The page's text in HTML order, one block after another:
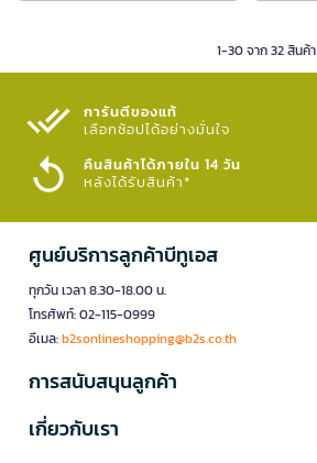
1-30 จาก 32 สินค้า
การันตีของแท้
เลือกช้อปได้อย่างมั่นใจ​
คืนสินค้าได้ภายใน 14 วัน
หลังได้รับสินค้า*
ศูนย์บริการลูกค้าบีทูเอส
ทุกวัน เวลา 8.30-18.00 น.
โทรศัพท์: 02-115-0999
อีเมล:b2sonlineshopping@b2s.co.th
การสนับสนุนลูกค้า
เกี่ยวกับเรา